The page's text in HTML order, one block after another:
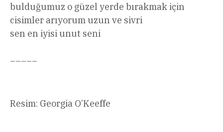
bulduğumuz o güzel yerde bırakmak için
cisimler arıyorum uzun ve sivri
sen en iyisi unut seni
Resim: Georgia O’Keeffe